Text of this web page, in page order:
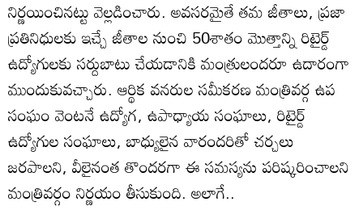
నిర్ణయించినట్టు వెల్లడించారు. అవసరమైతే తమ జీతాలు, ప్రజా
ప్రతినిధులకు ఇచ్చే జీతాల నుంచి 50శాతం మొత్తాన్ని రిటైర్డ్‌
ఉద్యోగులకు సర్దుబాటు చేయడానికి మంత్రులందరూ ఉదారంగా
ముందుకువచ్చారు. ఆర్థిక వనరుల సమీకరణ మంత్రివర్గ ఉప
సంఘం వెంటనే ఉద్యోగ, ఉపాధ్యాయ సంఘాలు, రిటైర్డ్‌
ఉద్యోగుల సంఘాలు, బాధ్యులైన వారందరితో చర్చలు
జరపాలని, వీలైనంత తొందరగా ఈ సమస్యను పరిష్కరించాలని
మంత్రివర్గం నిర్ణయం తీసుకుంది. అలాగే..